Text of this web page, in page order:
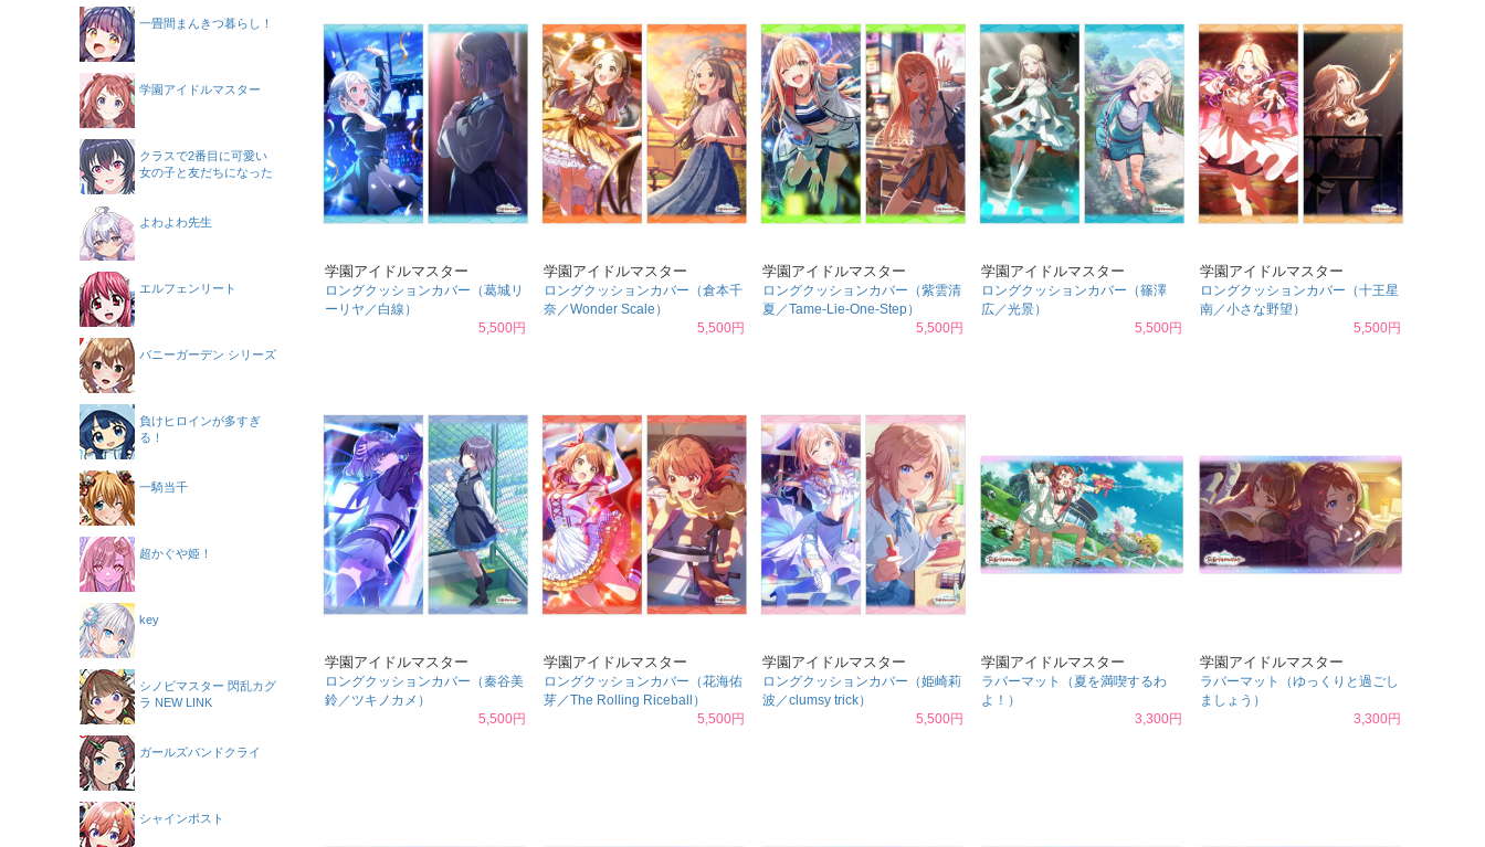
学園アイドルマスター
ロングクッションカバー（葛城リ
ーリヤ／白線）
5,500円
学園アイドルマスター
ロングクッションカバー（倉本千
奈／Wonder Scale）
5,500円
学園アイドルマスター
ロングクッションカバー（紫雲清
夏／Tame-Lie-One-Step）
5,500円
学園アイドルマスター
ロングクッションカバー（篠澤
広／光景）
5,500円
学園アイドルマスター
ロングクッションカバー（十王星
南／小さな野望）
5,500円
学園アイドルマスター
ロングクッションカバー（秦谷美
鈴／ツキノカメ）
5,500円
学園アイドルマスター
ロングクッションカバー（花海佑
芽／The Rolling Riceball）
5,500円
学園アイドルマスター
ロングクッションカバー（姫崎莉
波／clumsy trick）
5,500円
学園アイドルマスター
ラバーマット（夏を満喫するわ
よ！）
3,300円
学園アイドルマスター
ラバーマット（ゆっくりと過ごし
ましょう）
3,300円
一畳間まんきつ暮らし！
学園アイドルマスター
クラスで2番目に可愛い
女の子と友だちになった
よわよわ先生
エルフェンリート
バニーガーデン シリーズ
負けヒロインが多すぎ
る！
一騎当千
超かぐや姫！
key
シノビマスター 閃乱カグ
ラ NEW LINK
ガールズバンドクライ
シャインポスト